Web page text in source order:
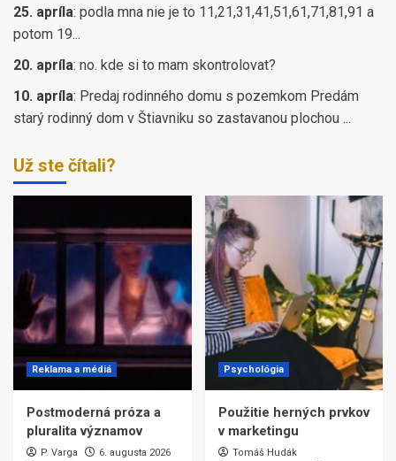
25. apríla: podla mna nie je to 11,21,31,41,51,61,71,81,91 a
potom 19...
20. apríla: no. kde si to mam skontrolovat?
10. apríla: Predaj rodinného domu s pozemkom Predám
starý rodinný dom v Štiavniku so zastavanou plochou ...
Už ste čítali?
Reklama a médiá
Postmoderná próza a
pluralita významov
P. Varga
6. augusta 2026
Psychológia
Použitie herných prvkov
v marketingu
Tomáš Hudák